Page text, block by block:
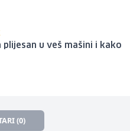
u veš mašini i kako
(0)